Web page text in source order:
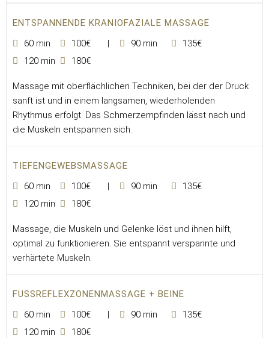
ENTSPANNENDE KRANIOFAZIALE MASSAGE
60 min
100€ 90 min
135€
120 min
180€
Massage mit oberflächlichen Techniken, bei der der Druck
sanft ist und in einem langsamen, wiederholenden
Rhythmus erfolgt. Das Schmerzempfinden lässt nach und
die Muskeln entspannen sich.
TIEFENGEWEBSMASSAGE
60 min
100€ 90 min
135€
120 min
180€
Massage, die Muskeln und Gelenke löst und ihnen hilft,
optimal zu funktionieren. Sie entspannt verspannte und
verhärtete Muskeln.
FUSSREFLEXZONENMASSAGE + BEINE
60 min
100€ 90 min
135€
120 min
180€